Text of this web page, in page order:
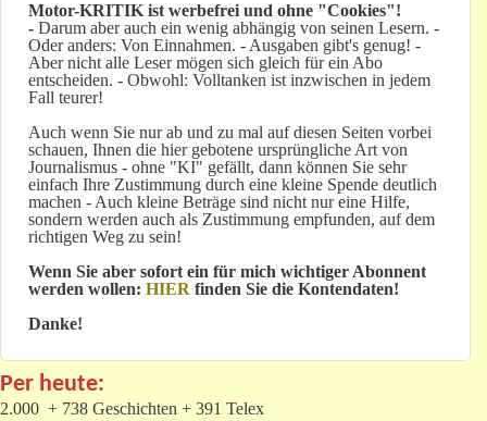
Motor-KRITIK ist werbefrei und ohne "Cookies"!
- Darum aber auch ein wenig abhängig von seinen Lesern. -
Oder anders: Von Einnahmen. - Ausgaben gibt's genug! -
Aber nicht alle Leser mögen sich gleich für ein Abo
entscheiden. - Obwohl: Volltanken ist inzwischen in jedem
Fall teurer!
Auch wenn Sie nur ab und zu mal auf diesen Seiten vorbei
schauen, Ihnen die hier gebotene ursprüngliche Art von
Journalismus - ohne "KI" gefällt, dann können Sie sehr
einfach Ihre Zustimmung durch eine kleine Spende deutlich
machen - Auch kleine Beträge sind nicht nur eine Hilfe,
sondern werden auch als Zustimmung empfunden, auf dem
richtigen Weg zu sein!
Wenn Sie aber sofort ein für mich wichtiger Abonnent
werden wollen: HIER finden Sie die Kontendaten!
Danke!
Per heute:
2.000 + 738 Geschichten + 391 Telex